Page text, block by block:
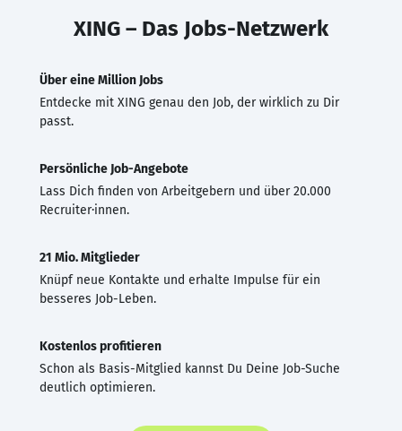
XING – Das Jobs-Netzwerk
Über eine Million Jobs
Entdecke mit XING genau den Job, der wirklich zu Dir
passt.
Persönliche Job-Angebote
Lass Dich finden von Arbeitgebern und über 20.000
Recruiter·innen.
21 Mio. Mitglieder
Knüpf neue Kontakte und erhalte Impulse für ein
besseres Job-Leben.
Kostenlos profitieren
Schon als Basis-Mitglied kannst Du Deine Job-Suche
deutlich optimieren.